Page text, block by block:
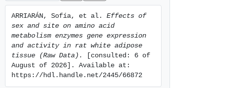
ARRIARÁN, Sofía, et al. Effects of
sex and site on amino acid
metabolism enzymes gene expression
and activity in rat white adipose
tissue (Raw Data).
[consulted: 6 of
August of 2026]. Available at:
https://hdl.handle.net/2445/66872